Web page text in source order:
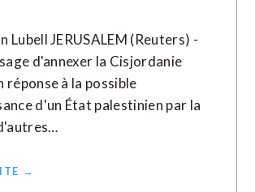
Lubell JERUSALEM (Reuters) -
d'annexer la Cisjordanie
réponse à la possible
d'un État palestinien par la
→